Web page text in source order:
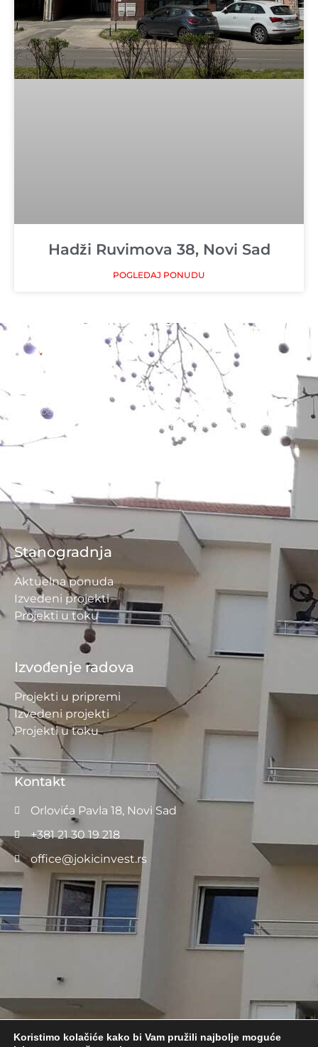
Hadži Ruvimova 38, Novi Sad
POGLEDAJ PONUDU
„Jokić invest“ d.o.o. Novi Sad bavi se izgradnjom
stambenih i nestambenih objekata. Zaključno sa
decembrom 2025. godine, izgradili smo 27 stambenih ili
stambeno-poslovnih zgrada.
Stanogradnja
Aktuelna ponuda
Izvedeni projekti
Projekti u toku
Izvođenje radova
Projekti u pripremi
Izvedeni projekti
Projekti u toku
Kontakt
Orlovića Pavla 18, Novi Sad
+381 21 30 19 218
office@jokicinvest.rs
Koristimo kolačiće kako bi Vam pružili najbolje moguće